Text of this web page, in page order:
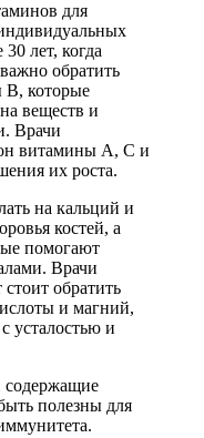
для
лет, когда
обратить
которые
веществ и
Врачи
витамины A, C и
их роста.
на кальций и
костей, а
помогают
Врачи
обратить
и магний,
усталостью и
полезны для